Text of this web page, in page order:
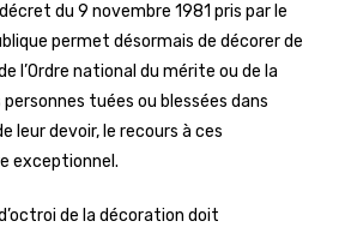
du 9 novembre 1981 pris par le
permet désormais de décorer de
l’Ordre national du mérite ou de la
personnes tuées ou blessées dans
leur devoir, le recours à ces
exceptionnel.
de la décoration doit